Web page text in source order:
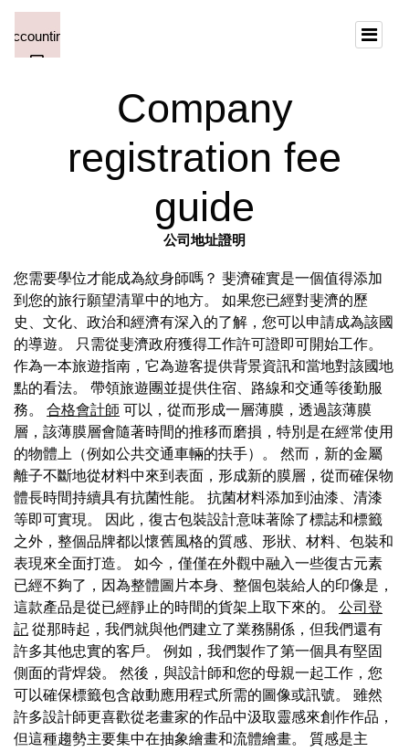
Company
registration fee
guide
公司地址證明
您需要學位才能成為紋身師嗎？ 斐濟確實是一個值得添加
到您的旅行願望清單中的地方。 如果您已經對斐濟的歷
史、文化、政治和經濟有深入的了解，您可以申請成為該國
的導遊。 只需從斐濟政府獲得工作許可證即可開始工作。
作為一本旅遊指南，它為遊客提供背景資訊和當地對該國地
點的看法。 帶領旅遊團並提供住宿、路線和交通等後勤服
務。 合格會計師 可以，從而形成一層薄膜，透過該薄膜
層，該薄膜層會隨著時間的推移而磨損，特別是在經常使用
的物體上（例如公共交通車輛的扶手）。 然而，新的金屬
離子不斷地從材料中來到表面，形成新的膜層，從而確保物
體長時間持續具有抗菌性能。 抗菌材料添加到油漆、清漆
等即可實現。 因此，復古包裝設計意味著除了標誌和標籤
之外，整個品牌都以懷舊風格的質感、形狀、材料、包裝和
表現來全面打造。 如今，僅僅在外觀中融入一些復古元素
已經不夠了，因為整體圖片本身、整個包裝給人的印像是，
這款產品是從已經靜止的時間的貨架上取下來的。 公司登
記 從那時起，我們就與他們建立了業務關係，但我們還有
許多其他忠實的客戶。 例如，我們製作了第一個具有堅固
側面的背焊袋。 然後，與設計師和您的母親一起工作，您
可以確保標籤包含啟動應用程式所需的圖像或訊號。 雖然
許多設計師更喜歡從老畫家的作品中汲取靈感來創作作品，
但這種趨勢主要集中在抽象繪畫和流體繪畫。 質感是主